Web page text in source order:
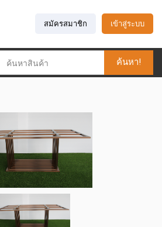
สมัครสมาชิก เข้าสู่ระบบ
ค้นหา!